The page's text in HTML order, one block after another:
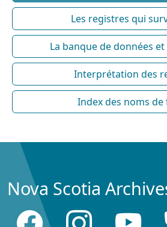
Les registres qui
La banque de données
Interprétation des
Index des noms de
Nova Scotia